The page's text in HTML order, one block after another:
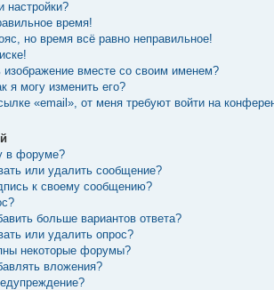
настройки?
время!
но время всё равно неправильное!
изображение вместе со своим именем?
я могу изменить его?
«email», от меня требуют войти на
в форуме?
или удалить сообщение?
к своему сообщению?
больше вариантов ответа?
или удалить опрос?
некоторые форумы?
вложения?